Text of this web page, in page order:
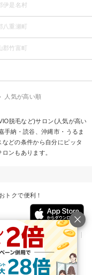
伊是名村
八重瀬町
郡竹富町
人気が高い順
脱毛など)サロン(人気が高い
手納・読谷、沖縄市・うるま
どの条件から自分にピッタ
ンもあります。
トクで便利！
リリース情報
利用規約
ビス一覧 アプリ一覧